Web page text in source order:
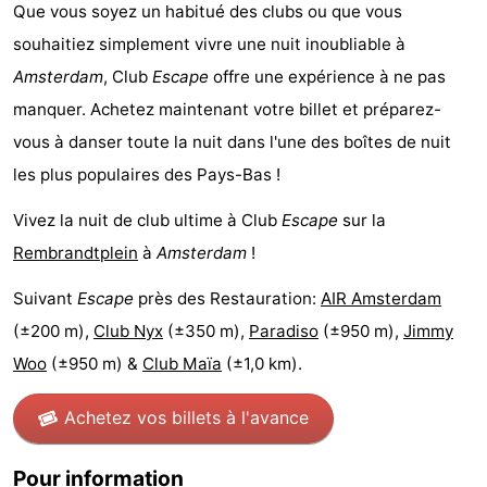
Canaux
Coffeeshops
Capitale
homosexuelle
Quartier
rouge
Histoire
de
diamant
Places
dans
le
centre
Parcs
et
jardins
Parties
de
Environs
Que vous soyez un habitué des clubs ou que vous
souhaitiez simplement vivre une nuit inoubliable à
Amsterdam, Club Escape offre une expérience à ne pas
manquer. Achetez maintenant votre billet et préparez-
vous à danser toute la nuit dans l'une des boîtes de nuit
les plus populaires des Pays-Bas !
Vivez la nuit de club ultime à Club Escape sur la
Rembrandtplein à Amsterdam !
Suivant Escape près des Restauration: AIR Amsterdam
(±200 m), Club Nyx (±350 m), Paradiso (±950 m), Jimmy
Woo (±950 m) & Club Maïa (±1,0 km).
Achetez vos billets à l'avance
Pour information